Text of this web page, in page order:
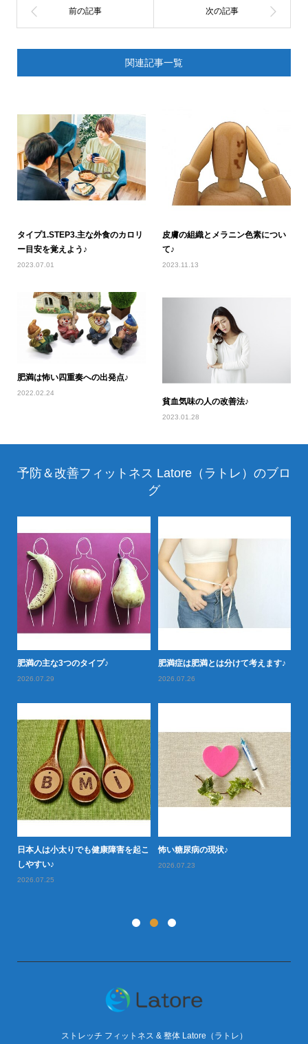
関連記事一覧
タイプ1.STEP3.主な外食のカロリ
ー目安を覚えよう♪
2023.07.01
皮膚の組織とメラニン色素につい
て♪
2023.11.13
肥満は怖い四重奏への出発点♪
2022.02.24
貧血気味の人の改善法♪
2023.01.28
予防＆改善フィットネス Latore（ラトレ）のブロ
グ
肥満の主な3つのタイプ♪
2026.07.29
肥満症は肥満とは分けて考えます♪
2026.07.26
日本人は小太りでも健康障害を起こ
しやすい♪
2026.07.25
怖い糖尿病の現状♪
2026.07.23
ストレッチ フィットネス & 整体 Latore（ラトレ）